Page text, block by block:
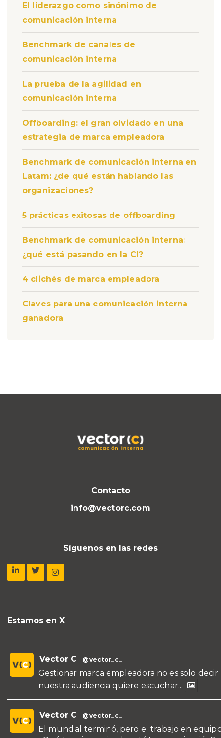
El liderazgo como sinónimo de
comunicación interna
Benchmark de canales de
comunicación interna
La prueba de la agilidad en
comunicación interna
Offboarding: el gran olvidado en una
estrategia de marca empleadora
Benchmark de comunicación interna en
Latam: ¿de qué están hablando las
organizaciones?
5 prácticas exitosas de offboarding
Benchmark de comunicación interna:
¿qué está pasando en la CI?
4 clichés de marca empleadora
Claves para una comunicación interna
ganadora
Contacto
info@vectorc.com
Síguenos en las redes
Estamos en X
Vector C @vector_c_ ·
Gestionar marca empleadora no es solo
nuestra audiencia quiere escuchar...
Vector C @vector_c_ ·
El mundial terminó, pero el trabajo en